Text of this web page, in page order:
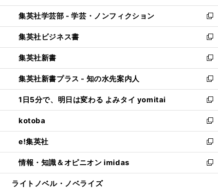
開
く
ウ
で
開
く
ン
ド
ウ
で
開
く
ウ
ィ
ン
ド
ウ
で
開
く
集英社学芸部 - 学芸・ノンフィクション
新
し
い
ウ
ィ
ン
ド
ウ
で
開
く
集英社ビジネス書
新
し
い
ウ
ィ
ン
ド
ウ
で
開
く
集英社新書
新
し
い
ウ
ィ
ン
ド
ウ
で
開
く
集英社新書プラス - 知の水先案内人
新
し
い
ウ
ィ
ン
ド
ウ
で
開
1日5分で、明日は変わる よみタイ yomitai
新
し
い
ウ
ィ
ン
ド
ウ
kotoba
新
し
い
ウ
ィ
ン
e!集英社
新
し
い
ウ
情報・知識＆オピニオン imidas
新
し
ライトノベル・ノベライズ